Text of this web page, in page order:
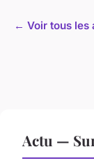
← Voir tous les
Actu —